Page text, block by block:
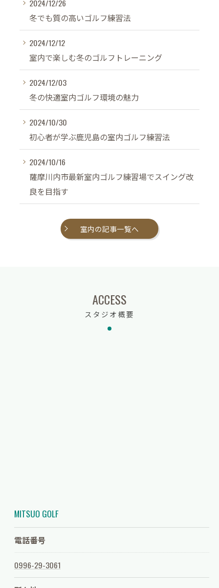
2024/12/26
冬でも質の高いゴルフ練習法
2024/12/12
室内で楽しむ冬のゴルフトレーニング
2024/12/03
冬の快適室内ゴルフ環境の魅力
2024/10/30
初心者が学ぶ鹿児島の室内ゴルフ練習法
2024/10/16
薩摩川内市最新室内ゴルフ練習場でスイング改
良を目指す
室内の記事一覧へ
スタジオ概要
ACCESS
MITSUO GOLF
電話番号
0996-29-3061